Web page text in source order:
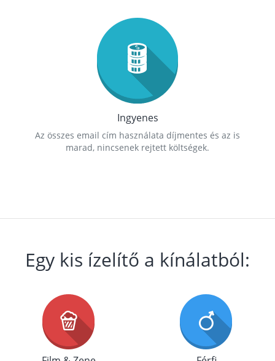
Ingyenes
Az összes email cím használata díjmentes és az is
marad, nincsenek rejtett költségek.
Egy kis ízelítő a kínálatból: